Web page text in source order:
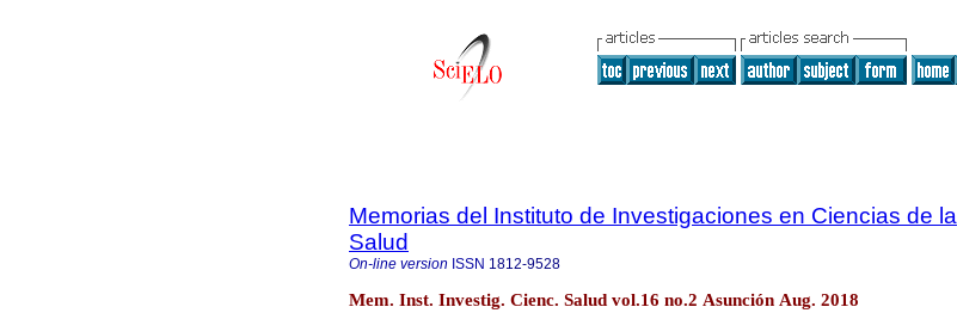
Memorias del Instituto de Investigaciones en Ciencias de la
Salud
On-line version ISSN 1812-9528
Mem. Inst. Investig. Cienc. Salud vol.16 no.2 Asunción Aug. 2018